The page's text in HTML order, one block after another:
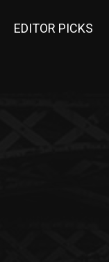
EDITOR PICKS